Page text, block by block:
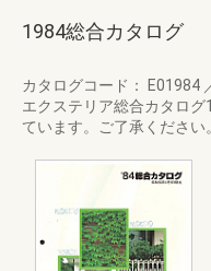
1984総合カタログ
カタログコード： E01984
エクステリア総合カタログ
ています。ご了承ください